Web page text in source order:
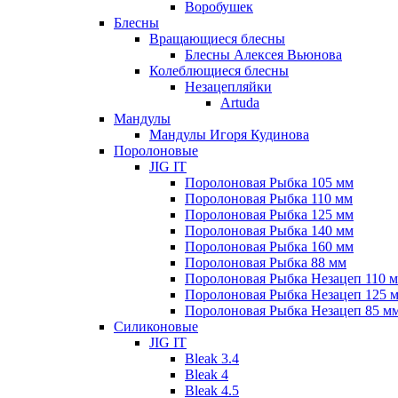
Воробушек
Блесны
Вращающиеся блесны
Блесны Алексея Вьюнова
Колеблющиеся блесны
Незацепляйки
Artuda
Мандулы
Мандулы Игоря Кудинова
Поролоновые
JIG IT
Поролоновая Рыбка 105 мм
Поролоновая Рыбка 110 мм
Поролоновая Рыбка 125 мм
Поролоновая Рыбка 140 мм
Поролоновая Рыбка 160 мм
Поролоновая Рыбка 88 мм
Поролоновая Рыбка Незацеп 110
Поролоновая Рыбка Незацеп 125
Поролоновая Рыбка Незацеп 85
Силиконовые
JIG IT
Bleak 3.4
Bleak 4
Bleak 4.5